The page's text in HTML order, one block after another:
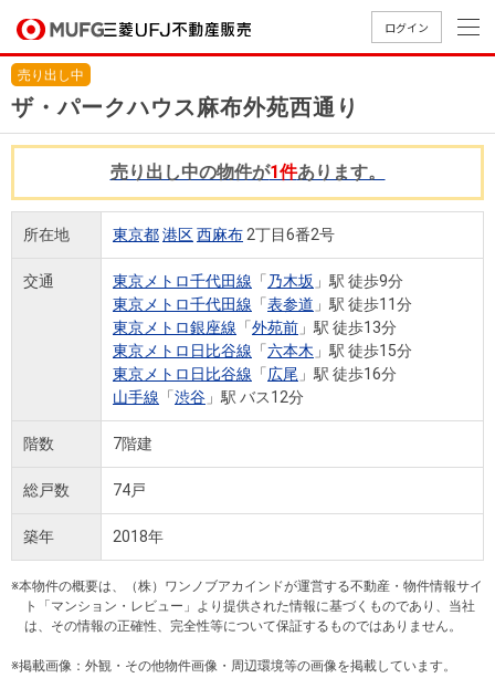
ログイン
買いたいTOP
中古
マン
ショ
ンを
探す
新
築・
中古
を探
投
資
用
物
事業
用物
件を
探す
売りたいTOP
無
料
査
定
売
却
相
売却
時手
取り
金額
試算
店舗案内TOP
店舗のご
案内（首
店舗のご
案内（名
古屋）
店舗のご
案内（関
西）
会社情報TOP
ごあいさ
会社概
要
MUFG
Way
経営ビジ
覧
沿革
本社地
ニュース
会社案内
（電子ブ
ック版）
採用情報TOP
新卒採用
キャリア
採用情報
買いたい
売りたい
店舗案内
会社情報
法人のお客さま
提携企業にお勤めの方
会員ページ
閉じる
売り出し中
ザ・パークハウス麻布外苑西通り
売り出し中の物件が1件あります。
所在地 東京都港区西麻布 2丁目6番2号
交通 東京メトロ千代田線 「 乃木坂 」駅 徒歩9分
東京メトロ千代田線 「表参道 」駅 徒歩11分
東京メトロ銀座線 「外苑前 」駅 徒歩13分
東京メトロ日比谷線 「六本木 」駅 徒歩15分
東京メトロ日比谷線 「広尾 」駅 徒歩16分
山手線 「渋谷 」駅 バス12分
階数 7階建
総戸数 74戸
築年 2018年
※本物件の概要は、（株）ワンノブアカインドが運営する不動産・物件情報サイ
ト「マンション・レビュー」より提供された情報に基づくものであり、当社
は、その情報の正確性、完全性等について保証するものではありません。
※掲載画像：外観・その他物件画像・周辺環境等の画像を掲載しています。